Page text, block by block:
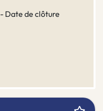
- Date de clôture